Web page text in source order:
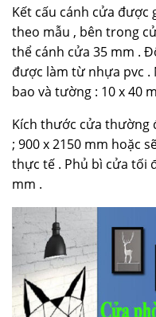
Kết cấu cánh cửa
theo mẫu , bên trong
thể cánh cửa 35 mm .
được làm từ nhựa pvc .
bao và tường : 10 x 40
Kích thước cửa thường
; 900 x 2150 mm hoặc
thực tế . Phủ bì cửa tối
mm .